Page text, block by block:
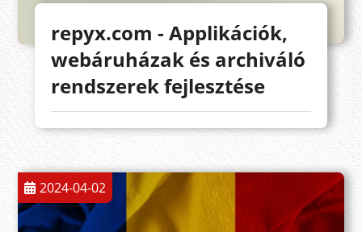
repyx.com - Applikációk,
webáruházak és archiváló
rendszerek fejlesztése
2024-04-02